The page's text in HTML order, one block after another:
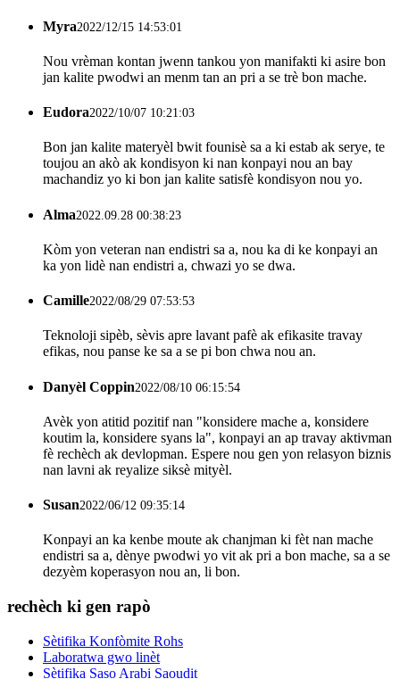
Myra2022/12/15 14:53:01
Nou vrèman kontan jwenn tankou yon manifakti ki asire bon
jan kalite pwodwi an menm tan an pri a se trè bon mache.
Eudora2022/10/07 10:21:03
Bon jan kalite materyèl bwit founisè sa a ki estab ak serye, te
toujou an akò ak kondisyon ki nan konpayi nou an bay
machandiz yo ki bon jan kalite satisfè kondisyon nou yo.
Alma2022.09.28 00:38:23
Kòm yon veteran nan endistri sa a, nou ka di ke konpayi an
ka yon lidè nan endistri a, chwazi yo se dwa.
Camille2022/08/29 07:53:53
Teknoloji sipèb, sèvis apre lavant pafè ak efikasite travay
efikas, nou panse ke sa a se pi bon chwa nou an.
Danyèl Coppin2022/08/10 06:15:54
Avèk yon atitid pozitif nan "konsidere mache a, konsidere
koutim la, konsidere syans la", konpayi an ap travay aktivman
fè rechèch ak devlopman. Espere nou gen yon relasyon biznis
nan lavni ak reyalize siksè mityèl.
Susan2022/06/12 09:35:14
Konpayi an ka kenbe moute ak chanjman ki fèt nan mache
endistri sa a, dènye pwodwi yo vit ak pri a bon mache, sa a se
dezyèm koperasyon nou an, li bon.
rechèch ki gen rapò
Sètifika Konfòmite Rohs
Laboratwa gwo linèt
Sètifika Saso Arabi Saoudit